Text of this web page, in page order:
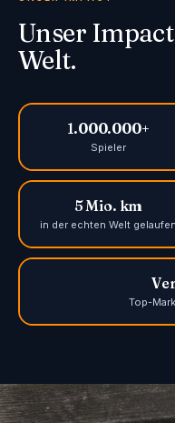
Unser
Welt.
1.000.000+
Spieler
5 Mio. km
in der echten Welt gelaufen
Top-